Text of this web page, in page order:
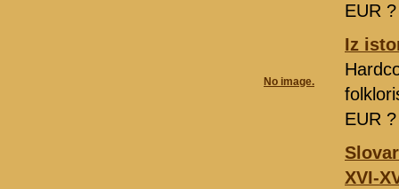
EUR
No image.
Iz
EUR
XVI-